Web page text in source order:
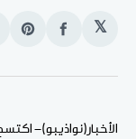
𝕏
انشر
الفيسبوك
الأخبار(نواذيبو)-